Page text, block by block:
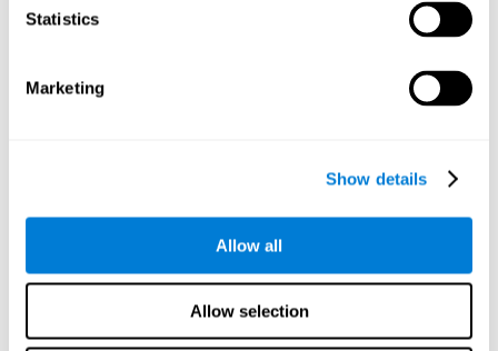
Statistics
Marketing
Show details
Allow all
Allow selection
Proyección gráfica orientativa de las redes neuronales después
¿Qué pasa cuando no entreno mis
conexiones que no se usan. Si no se emplea normalmente una
patrón de activación neuronal, por lo que se vuelve cada vez más
débil. Si no entrenamos esa función cognitiva, nos hacemos
menos eficaces en las actividades de nuestro día a día.
JUEGOS RECOMENDADOS